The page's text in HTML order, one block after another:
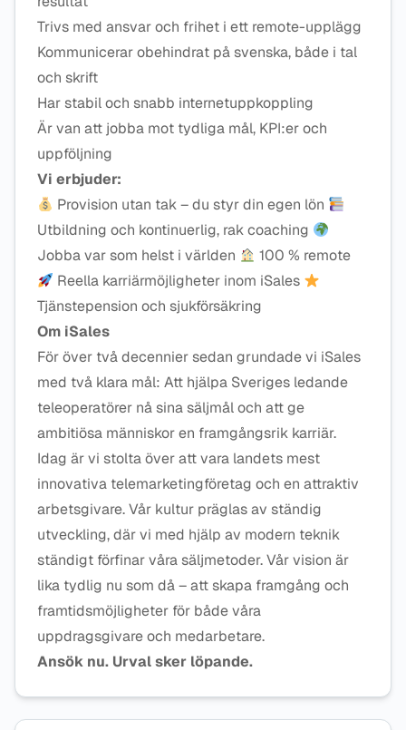
Trivs med ansvar och frihet i ett remote-upplägg
Kommunicerar obehindrat på svenska, både i tal
och skrift
Har stabil och snabb internetuppkoppling
Är van att jobba mot tydliga mål, KPI:er och
uppföljning
Vi erbjuder:
Provision utan tak – du styr din egen lön
Utbildning och kontinuerlig, rak coaching
Jobba var som helst i världen
100 % remote
Reella karriärmöjligheter inom iSales
Tjänstepension och sjukförsäkring
Om iSales
För över två decennier sedan grundade vi iSales
med två klara mål: Att hjälpa Sveriges ledande
teleoperatörer nå sina säljmål och att ge
ambitiösa människor en framgångsrik karriär.
Idag är vi stolta över att vara landets mest
innovativa telemarketingföretag och en attraktiv
arbetsgivare. Vår kultur präglas av ständig
utveckling, där vi med hjälp av modern teknik
ständigt förfinar våra säljmetoder. Vår vision är
lika tydlig nu som då – att skapa framgång och
framtidsmöjligheter för både våra
uppdragsgivare och medarbetare.
Ansök nu. Urval sker löpande.